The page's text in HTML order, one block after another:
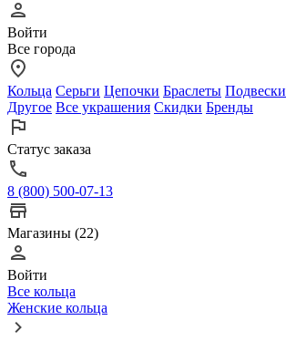
Войти
Все города
Кольца Серьги Цепочки Браслеты Подвески
Другое Все украшения Скидки Бренды
Статус заказа
8 (800) 500-07-13
Магазины (22)
Войти
Все кольца
Женские кольца